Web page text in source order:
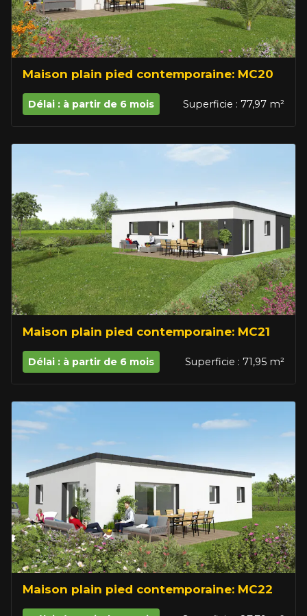
Maison plain pied contemporaine: MC20
Délai : à partir de 6 mois Superficie : 77,97 m²
Maison plain pied contemporaine: MC21
Délai : à partir de 6 mois Superficie : 71,95 m²
Maison plain pied contemporaine: MC22